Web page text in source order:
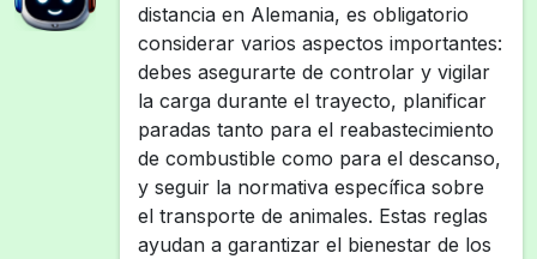
distancia en Alemania, es obligatorio
considerar varios aspectos importantes:
debes asegurarte de controlar y vigilar
la carga durante el trayecto, planificar
paradas tanto para el reabastecimiento
de combustible como para el descanso,
y seguir la normativa específica sobre
el transporte de animales. Estas reglas
ayudan a garantizar el bienestar de los